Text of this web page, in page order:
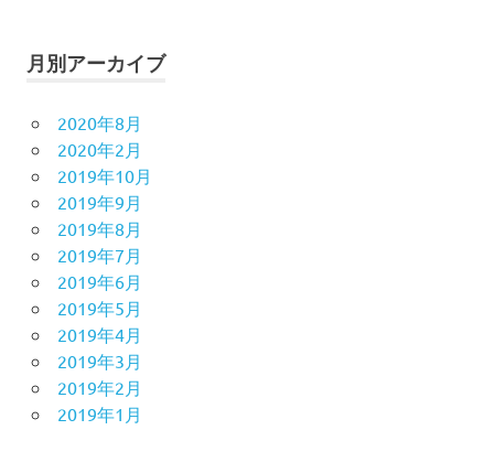
月別アーカイブ
2020年8月
2020年2月
2019年10月
2019年9月
2019年8月
2019年7月
2019年6月
2019年5月
2019年4月
2019年3月
2019年2月
2019年1月